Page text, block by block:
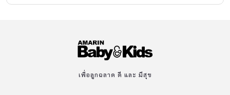
เพื่อลูกฉลาด ดี และ มีสุข